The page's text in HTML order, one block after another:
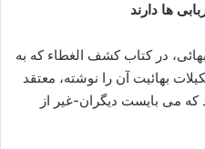
ها دارند
در کتاب کشف الغطاء که به
بهائیت آن را نوشته، معتقد
که می بایست دیگران-غیر از